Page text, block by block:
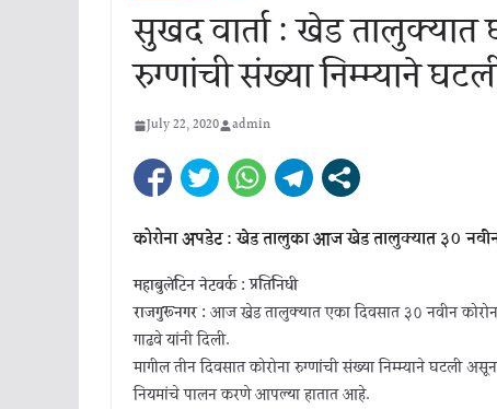
सुखद वार्ता : खेड
रुग्णांची संख्या निम्म्याने
July 22, 2020 admin
कोरोना अपडेट : खेड तालुका आज खेड तालुक्यात ३० नवीन
महाबुलेटिन नेटवर्क : प्रतिनिधी
राजगुरूनगर : आज खेड तालुक्यात एका दिवसात ३० नवीन
गाढवे यांनी दिली.
मागील तीन दिवसात कोरोना रुग्णांची संख्या निम्म्याने घटली
नियमांचे पालन करणे आपल्या हातात आहे.